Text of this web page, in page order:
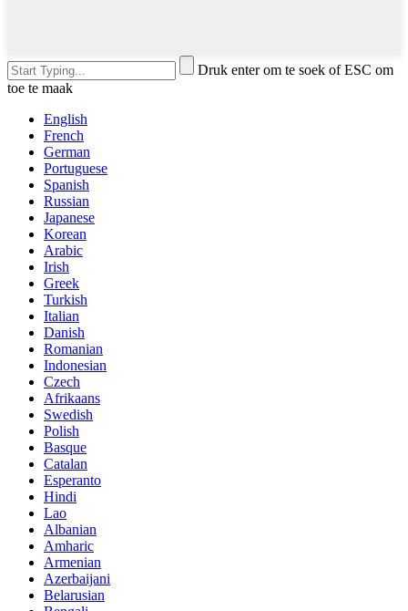
Druk enter om te soek of ESC om
toe te maak
English
French
German
Portuguese
Spanish
Russian
Japanese
Korean
Arabic
Irish
Greek
Turkish
Italian
Danish
Romanian
Indonesian
Czech
Afrikaans
Swedish
Polish
Basque
Catalan
Esperanto
Hindi
Lao
Albanian
Amharic
Armenian
Azerbaijani
Belarusian